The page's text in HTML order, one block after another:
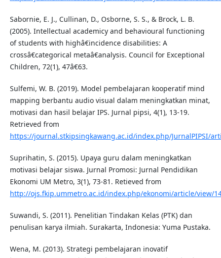
Sabornie, E. J., Cullinan, D., Osborne, S. S., & Brock, L. B.
(2005). Intellectual academicy and behavioural functioning
of students with highâ€incidence disabilities: A
crossâ€categorical metaâ€analysis. Council for Exceptional
Children, 72(1), 47â€63.
Sulfemi, W. B. (2019). Model pembelajaran kooperatif mind
mapping berbantu audio visual dalam meningkatkan minat,
motivasi dan hasil belajar IPS. Jurnal pipsi, 4(1), 13-19.
Retrieved from
https://journal.stkipsingkawang.ac.id/index.php/JurnalPIPSI/
Suprihatin, S. (2015). Upaya guru dalam meningkatkan
motivasi belajar siswa. Jurnal Promosi: Jurnal Pendidikan
Ekonomi UM Metro, 3(1), 73-81. Retieved from
http://ojs.fkip.ummetro.ac.id/index.php/ekonomi/article/view/
Suwandi, S. (2011). Penelitian Tindakan Kelas (PTK) dan
penulisan karya ilmiah. Surakarta, Indonesia: Yuma Pustaka.
Wena, M. (2013). Strategi pembelajaran inovatif